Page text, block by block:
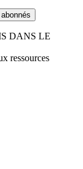
DANS LE
ressources